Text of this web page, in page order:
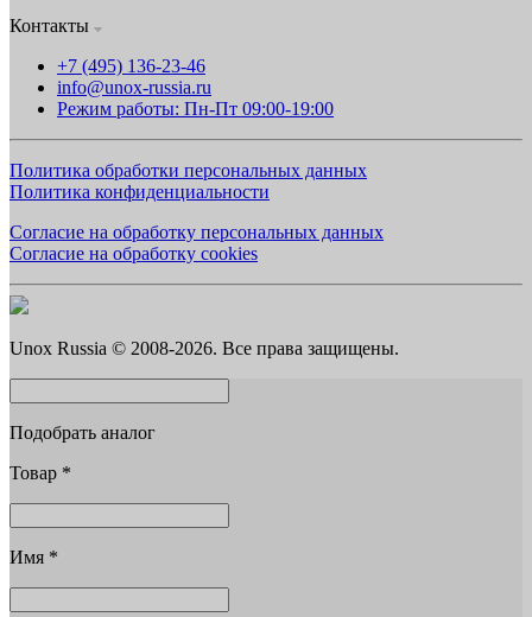
Контакты
+7 (495) 136-23-46
info@unox-russia.ru
Режим работы: Пн-Пт 09:00-19:00
Политика обработки персональных данных
Политика конфиденциальности
Согласие на обработку персональных данных
Согласие на обработку cookies
Unox Russia © 2008-2026. Все права защищены.
Подобрать аналог
Товар *
Имя *